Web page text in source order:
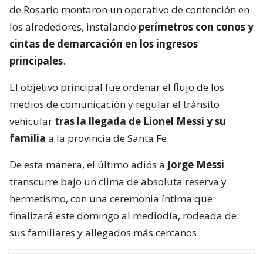
de Rosario montaron un operativo de contención en
los alrededores, instalando perímetros con conos y
cintas de demarcación en los ingresos
principales.
El objetivo principal fue ordenar el flujo de los
medios de comunicación y regular el tránsito
vehicular tras la llegada de Lionel Messi y su
familia a la provincia de Santa Fe.
De esta manera, el último adiós a Jorge Messi
transcurre bajo un clima de absoluta reserva y
hermetismo, con una ceremonia íntima que
finalizará este domingo al mediodía, rodeada de
sus familiares y allegados más cercanos.